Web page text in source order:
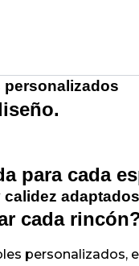
personalizados
para cada
cada
personalizados,